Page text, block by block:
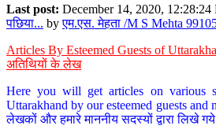
Last post: December 14, 2020, 12:28:24
पछिया... byएम.एस. मेहता /M S Mehta
Articles By Esteemed Guests of
अतिथियों के लेख
Here you will get articles on various
Uttarakhand by our esteemed guests and
लेखकों और हमारे माननीय सदस्यों द्वारा लिखे